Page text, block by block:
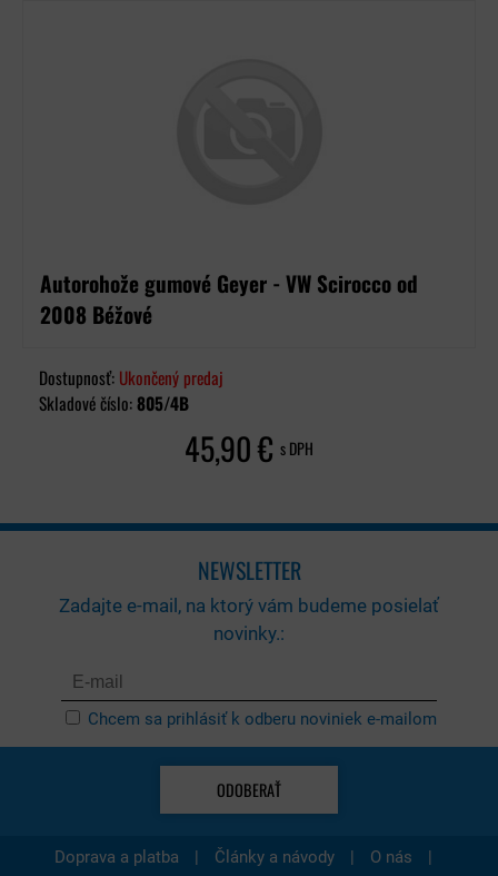
Autorohože gumové Geyer - VW Scirocco od
2008 Béžové
Dostupnosť: Ukončený predaj
Skladové číslo:805/4B
45,90 € s DPH
NEWSLETTER
Zadajte e-mail, na ktorý vám budeme posielať
novinky.:
Chcem sa prihlásiť k odberu noviniek e-mailom
ODOBERAŤ
Doprava a platba | Články a návody | O nás
|